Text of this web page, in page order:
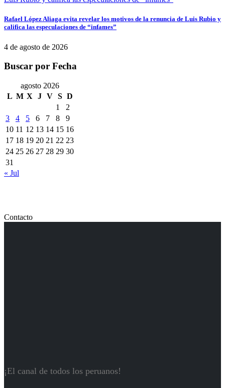
Rafael López Aliaga evita revelar los motivos de la renuncia de Luis Rubio y
califica las especulaciones de “infames”
4 de agosto de 2026
Buscar por Fecha
agosto 2026
L M X J V S D
1
2
3
4 5 6 7 8
9
10 11 12 13 14 15 16
17 18 19 20 21 22 23
24 25 26 27 28 29 30
31
« Jul
Contacto
¡El canal de todos los peruanos!